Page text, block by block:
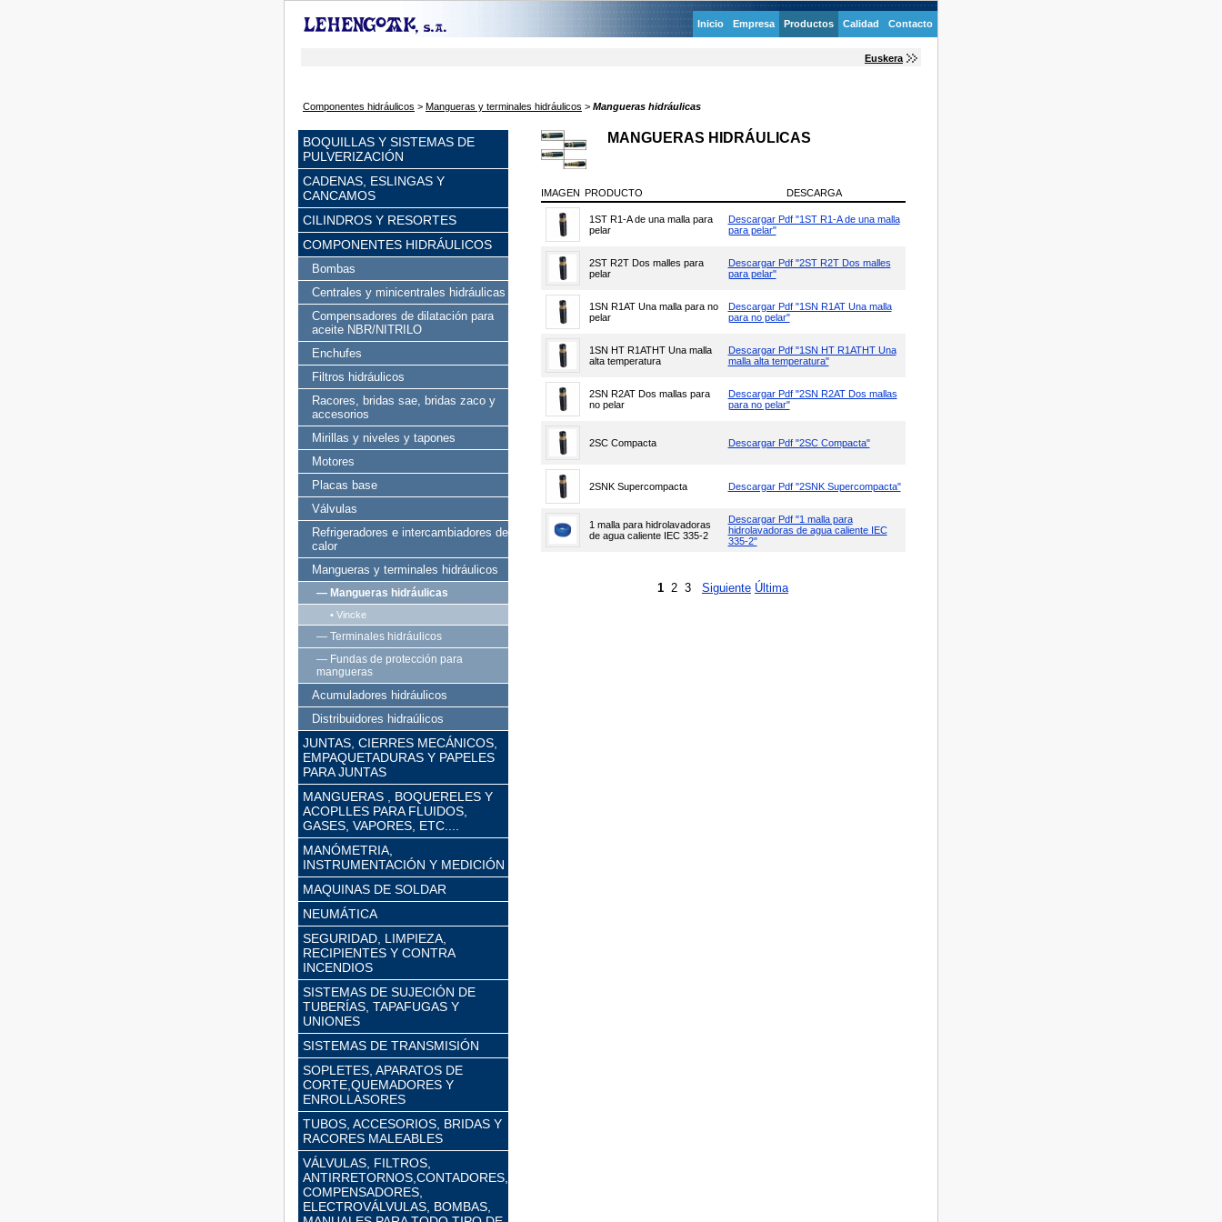
Inicio Empresa Productos Calidad Contacto
Euskera
Componentes hidráulicos > Mangueras y terminales hidráulicos > Mangueras hidráulicas
BOQUILLAS Y SISTEMAS DE
PULVERIZACIÓN
CADENAS, ESLINGAS Y
CANCAMOS
CILINDROS Y RESORTES
COMPONENTES HIDRÁULICOS
Bombas
Centrales y minicentrales hidráulicas
Compensadores de dilatación para
aceite NBR/NITRILO
Enchufes
Filtros hidráulicos
Racores, bridas sae, bridas zaco y
accesorios
Mirillas y niveles y tapones
Motores
Placas base
Válvulas
Refrigeradores e intercambiadores de
calor
Mangueras y terminales hidráulicos
— Mangueras hidráulicas
• Vincke
— Terminales hidráulicos
— Fundas de protección para
mangueras
Acumuladores hidráulicos
Distribuidores hidraúlicos
JUNTAS, CIERRES MECÁNICOS,
EMPAQUETADURAS Y PAPELES
PARA JUNTAS
MANGUERAS , BOQUERELES Y
ACOPLLES PARA FLUIDOS,
GASES, VAPORES, ETC....
MANÓMETRIA,
INSTRUMENTACIÓN Y MEDICIÓN
MAQUINAS DE SOLDAR
NEUMÁTICA
SEGURIDAD, LIMPIEZA,
RECIPIENTES Y CONTRA
INCENDIOS
SISTEMAS DE SUJECIÓN DE
TUBERÍAS, TAPAFUGAS Y
UNIONES
SISTEMAS DE TRANSMISIÓN
SOPLETES, APARATOS DE
CORTE,QUEMADORES Y
ENROLLASORES
TUBOS, ACCESORIOS, BRIDAS Y
RACORES MALEABLES
VÁLVULAS, FILTROS,
ANTIRRETORNOS,CONTADORES,
COMPENSADORES,
ELECTROVÁLVULAS, BOMBAS,
MANGUERAS HIDRÁULICAS
IMAGEN PRODUCTO DESCARGA
1ST R1-A de una malla para
pelar
Descargar Pdf "1ST R1-A de una malla
para pelar"
2ST R2T Dos malles para
pelar
Descargar Pdf "2ST R2T Dos malles
para pelar"
1SN R1AT Una malla para no
pelar
Descargar Pdf "1SN R1AT Una malla
para no pelar"
1SN HT R1ATHT Una malla
alta temperatura
Descargar Pdf "1SN HT R1ATHT Una
malla alta temperatura"
2SN R2AT Dos mallas para
no pelar
Descargar Pdf "2SN R2AT Dos mallas
para no pelar"
2SC Compacta Descargar Pdf "2SC Compacta"
2SNK Supercompacta Descargar Pdf "2SNK Supercompacta"
1 malla para hidrolavadoras
de agua caliente IEC 335-2
Descargar Pdf "1 malla para
hidrolavadoras de agua caliente IEC
335-2"
1 2 3 Siguiente Última